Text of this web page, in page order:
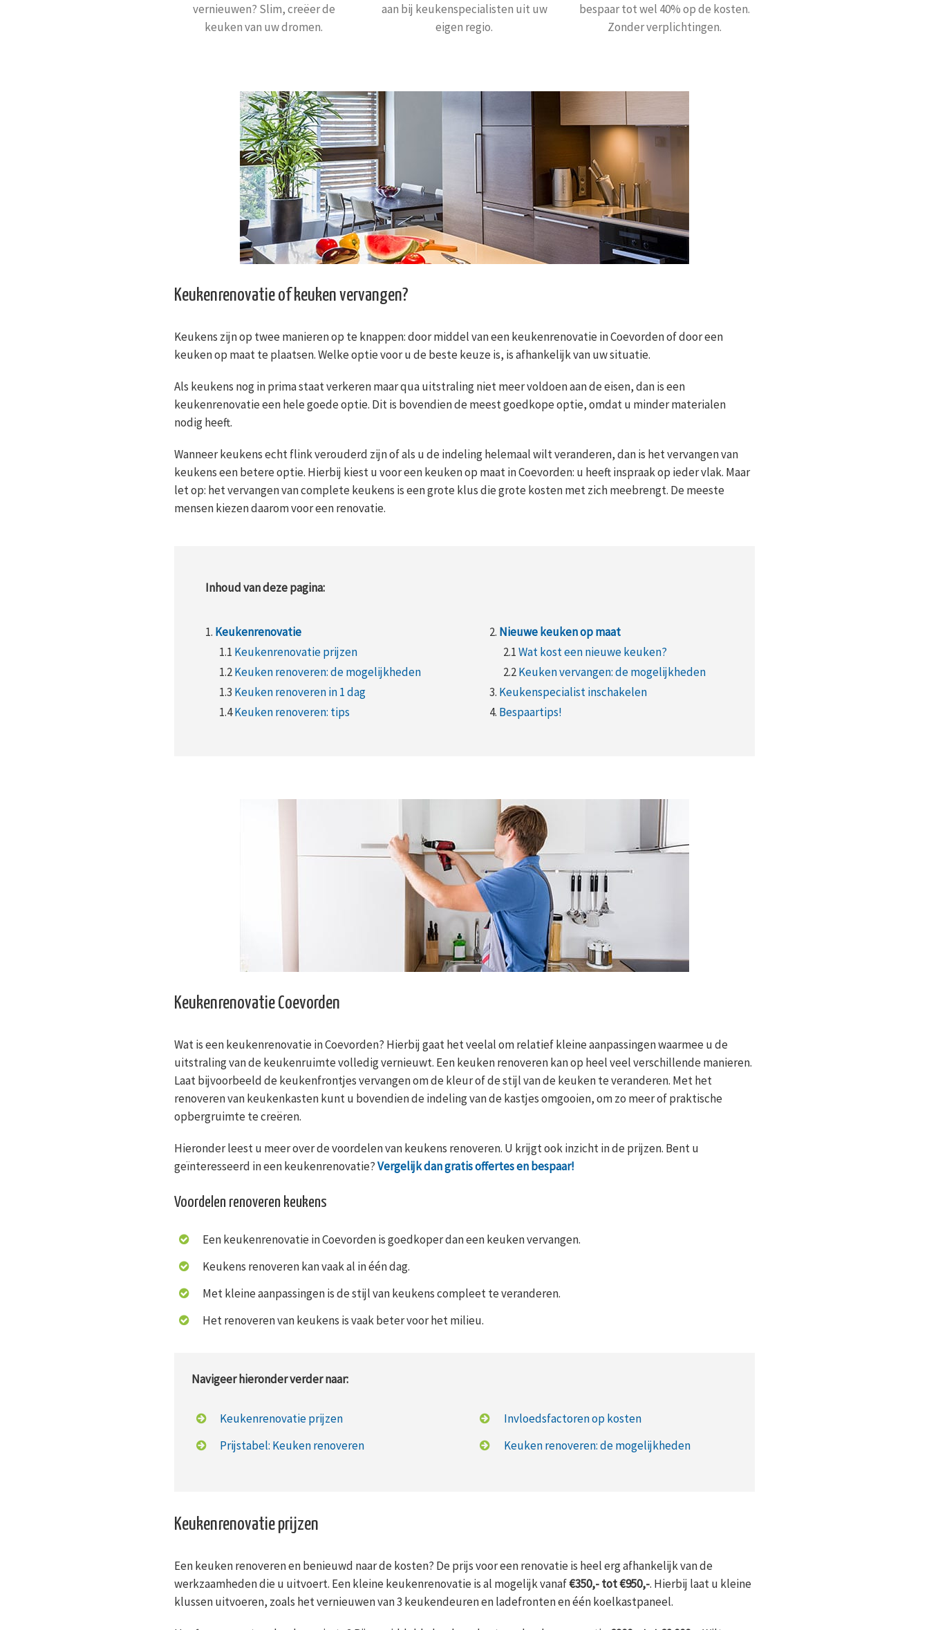
vernieuwen? Slim, creëer de
keuken van uw dromen.
aan bij keukenspecialisten uit uw
eigen regio.
bespaar tot wel 40% op de kosten.
Zonder verplichtingen.
Keukenrenovatie of keuken vervangen?
Keukens zijn op twee manieren op te knappen: door middel van een keukenrenovatie in Coevorden of door een
keuken op maat te plaatsen. Welke optie voor u de beste keuze is, is afhankelijk van uw situatie.
Als keukens nog in prima staat verkeren maar qua uitstraling niet meer voldoen aan de eisen, dan is een
keukenrenovatie een hele goede optie. Dit is bovendien de meest goedkope optie, omdat u minder materialen
nodig heeft.
Wanneer keukens echt flink verouderd zijn of als u de indeling helemaal wilt veranderen, dan is het vervangen van
keukens een betere optie. Hierbij kiest u voor een keuken op maat in Coevorden: u heeft inspraak op ieder vlak. Maar
let op: het vervangen van complete keukens is een grote klus die grote kosten met zich meebrengt. De meeste
mensen kiezen daarom voor een renovatie.
Inhoud van deze pagina:
1. Keukenrenovatie
1.1 Keukenrenovatie prijzen
1.2Keuken renoveren: de mogelijkheden
1.3 Keuken renoveren in 1 dag
1.4Keuken renoveren: tips
2. Nieuwe keuken op maat
2.1Wat kost een nieuwe keuken?
2.2Keuken vervangen: de mogelijkheden
3. Keukenspecialist inschakelen
4. Bespaartips!
Keukenrenovatie Coevorden
Wat is een keukenrenovatie in Coevorden? Hierbij gaat het veelal om relatief kleine aanpassingen waarmee u de
uitstraling van de keukenruimte volledig vernieuwt. Een keuken renoveren kan op heel veel verschillende manieren.
Laat bijvoorbeeld de keukenfrontjes vervangen om de kleur of de stijl van de keuken te veranderen. Met het
renoveren van keukenkasten kunt u bovendien de indeling van de kastjes omgooien, om zo meer of praktische
opbergruimte te creëren.
Hieronder leest u meer over de voordelen van keukens renoveren. U krijgt ook inzicht in de prijzen. Bent u
geïnteresseerd in een keukenrenovatie?Vergelijk dan gratis offertes en bespaar!
Voordelen renoveren keukens
Een keukenrenovatie in Coevorden is goedkoper dan een keuken vervangen.
Keukens renoveren kan vaak al in één dag.
Met kleine aanpassingen is de stijl van keukens compleet te veranderen.
Het renoveren van keukens is vaak beter voor het milieu.
Navigeer hieronder verder naar:
Keukenrenovatie prijzen
Prijstabel: Keuken renoveren
Invloedsfactoren op kosten
Keuken renoveren: de mogelijkheden
Keukenrenovatie prijzen
Een keuken renoveren en benieuwd naar de kosten? De prijs voor een renovatie is heel erg afhankelijk van de
werkzaamheden die u uitvoert. Een kleine keukenrenovatie is al mogelijk vanaf€350,- tot €950,-. Hierbij laat u kleine
klussen uitvoeren, zoals het vernieuwen van 3 keukendeuren en ladefronten en één koelkastpaneel.